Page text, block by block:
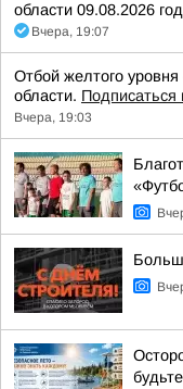
области 09.08.2026
Вчера, 19:07
Отбой желтого
области.
Вчера, 19:03